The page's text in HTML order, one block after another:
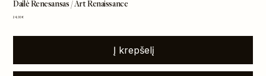
Dailė Renesansas / Art Renaissance
Kaina
24,00 €
Į krepšelį